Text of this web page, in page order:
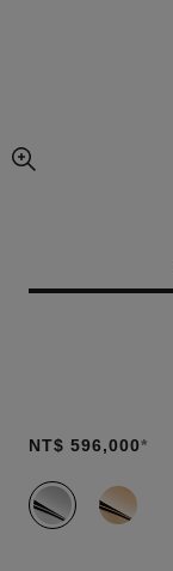
圖片的放大圖
NT$ 596,000*
款式(2)